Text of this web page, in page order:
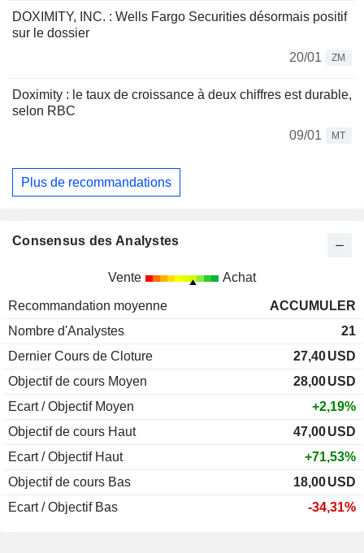
DOXIMITY, INC. : Wells Fargo Securities désormais positif
sur le dossier
20/01
ZM
Doximity : le taux de croissance à deux chiffres est durable,
selon RBC
09/01
MT
Plus de recommandations
Consensus des Analystes
Vente Achat
Recommandation moyenne
ACCUMULER
Nombre d'Analystes
21
Dernier Cours de Cloture
27,40USD
Objectif de cours Moyen
28,00USD
Ecart / Objectif Moyen
+2,19%
Objectif de cours Haut
47,00USD
Ecart / Objectif Haut
+71,53%
Objectif de cours Bas
18,00USD
Ecart / Objectif Bas
-34,31%